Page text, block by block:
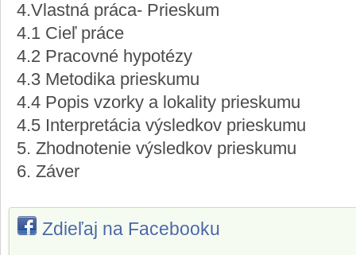
4.Vlastná práca- Prieskum
4.1 Cieľ práce
4.2 Pracovné hypotézy
4.3 Metodika prieskumu
4.4 Popis vzorky a lokality prieskumu
4.5 Interpretácia výsledkov prieskumu
5. Zhodnotenie výsledkov prieskumu
6. Záver
Zdieľaj na Facebooku